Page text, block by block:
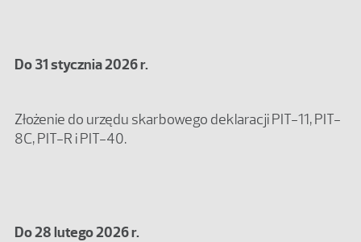
Do 31 stycznia 2026 r.
Złożenie do urzędu skarbowego deklaracji PIT-11, PIT-
8C, PIT-R i PIT-40.
Do 28 lutego 2026 r.